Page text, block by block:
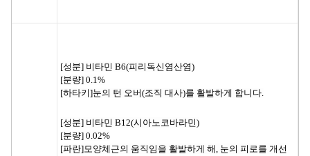
[성분] 비타민 B6(피리독신염산염)
[분량] 0.1%
[하타키]눈의 턴 오버(조직 대사)를 활발하게 합니다.
[성분] 비타민 B12(시아노코바라민)
[분량] 0.02%
[파란]모양체근의 움직임을 활발하게 해, 눈의 피로를 개선